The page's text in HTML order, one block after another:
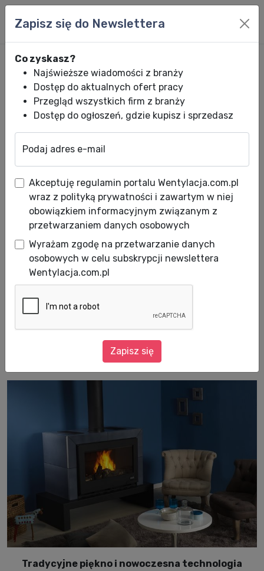
Retro grzanie w nowym stylu
Data publikacji: 21.10.2013
Piece kaflowe kojarzą nam się z tradycyjnymi,
rustykalnymi wnętrzami budzącymi
wspomnienia z dzieciństwa i wizyt w domu
łączące stare tradycje rzemieślnicze z
nowoczesną technologią i designem, mogą
stanowić serce aranżacji każdego
współczesnego wnętrza.
Tradycyjne piękno i nowoczesna technologia
Zapisz się do Newslettera
Co zyskasz?
Najświeższe wiadomości z branży
Dostęp do aktualnych ofert pracy
Przegląd wszystkich firm z branży
Dostęp do ogłoszeń, gdzie kupisz i sprzedasz
Podaj adres e-mail
Akceptuję regulamin portalu Wentylacja.com.pl
wraz z polityką prywatności i zawartym w niej
obowiązkiem informacyjnym związanym z
przetwarzaniem danych osobowych
Wyrażam zgodę na przetwarzanie danych
osobowych w celu subskrypcji newslettera
Wentylacja.com.pl
Zapisz się